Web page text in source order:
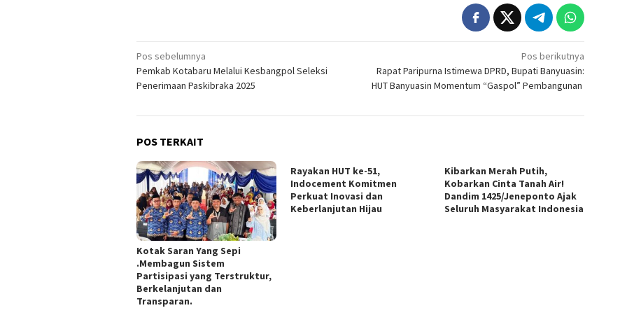
Navigasi
pos
Pos sebelumnya
Pemkab Kotabaru Melalui Kesbangpol Seleksi
Penerimaan Paskibraka 2025
Pos berikutnya
Rapat Paripurna Istimewa DPRD, Bupati Banyuasin:
HUT Banyuasin Momentum “Gaspol” Pembangunan
POS TERKAIT
Kotak Saran Yang Sepi
.Membagun Sistem
Partisipasi yang Terstruktur,
Berkelanjutan dan
Transparan.
Rayakan HUT ke-51,
Indocement Komitmen
Perkuat Inovasi dan
Keberlanjutan Hijau
Kibarkan Merah Putih,
Kobarkan Cinta Tanah Air!
Dandim 1425/Jeneponto Ajak
Seluruh Masyarakat Indonesia